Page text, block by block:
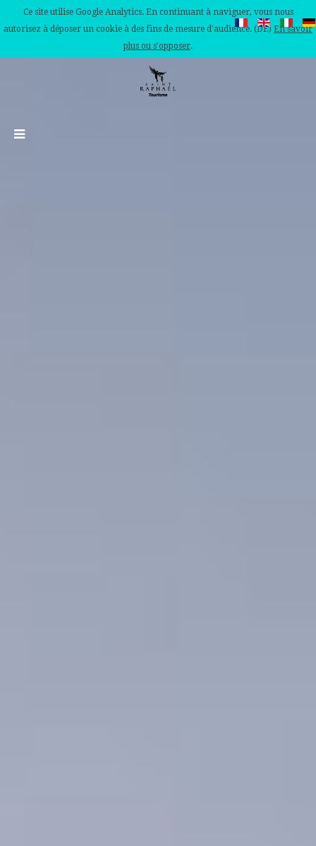
Ce site utilise Google Analytics. En continuant à naviguer, vous nous
autorisez à déposer un cookie à des fins de mesure d'audience. (DE) En savoir
plus ou s'opposer.